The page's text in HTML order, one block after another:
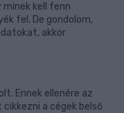
minek kell fenn
fel. De gondolom,
akkor
Ennek ellenére az
a cégek belső